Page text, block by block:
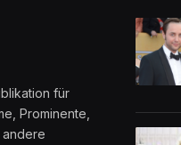
für
Prominente,